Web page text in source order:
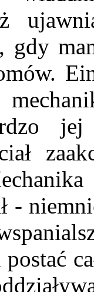
gdy
-